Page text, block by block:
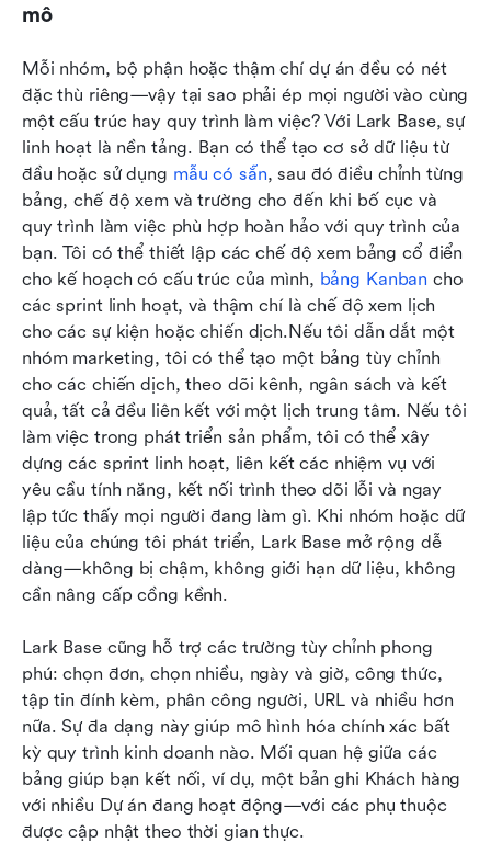
mô
Mỗi nhóm, bộ phận hoặc thậm chí dự án đều có nét
đặc thù riêng—vậy tại sao phải ép mọi người vào cùng
một cấu trúc hay quy trình làm việc? Với Lark Base, sự
linh hoạt là nền tảng. Bạn có thể tạo cơ sở dữ liệu từ
đầu hoặc sử dụng mẫu có sẵn, sau đó điều chỉnh từng
bảng, chế độ xem và trường cho đến khi bố cục và
quy trình làm việc phù hợp hoàn hảo với quy trình của
bạn. Tôi có thể thiết lập các chế độ xem bảng cổ điển
cho kế hoạch có cấu trúc của mình, bảng Kanban cho
các sprint linh hoạt, và thậm chí là chế độ xem lịch
cho các sự kiện hoặc chiến dịch.Nếu tôi dẫn dắt một
nhóm marketing, tôi có thể tạo một bảng tùy chỉnh
cho các chiến dịch, theo dõi kênh, ngân sách và kết
quả, tất cả đều liên kết với một lịch trung tâm. Nếu tôi
làm việc trong phát triển sản phẩm, tôi có thể xây
dựng các sprint linh hoạt, liên kết các nhiệm vụ với
yêu cầu tính năng, kết nối trình theo dõi lỗi và ngay
lập tức thấy mọi người đang làm gì. Khi nhóm hoặc dữ
liệu của chúng tôi phát triển, Lark Base mở rộng dễ
dàng—không bị chậm, không giới hạn dữ liệu, không
cần nâng cấp cồng kềnh.
Lark Base cũng hỗ trợ các trường tùy chỉnh phong
phú: chọn đơn, chọn nhiều, ngày và giờ, công thức,
tập tin đính kèm, phân công người, URL và nhiều hơn
nữa. Sự đa dạng này giúp mô hình hóa chính xác bất
kỳ quy trình kinh doanh nào. Mối quan hệ giữa các
bảng giúp bạn kết nối, ví dụ, một bản ghi Khách hàng
với nhiều Dự án đang hoạt động—với các phụ thuộc
được cập nhật theo thời gian thực.